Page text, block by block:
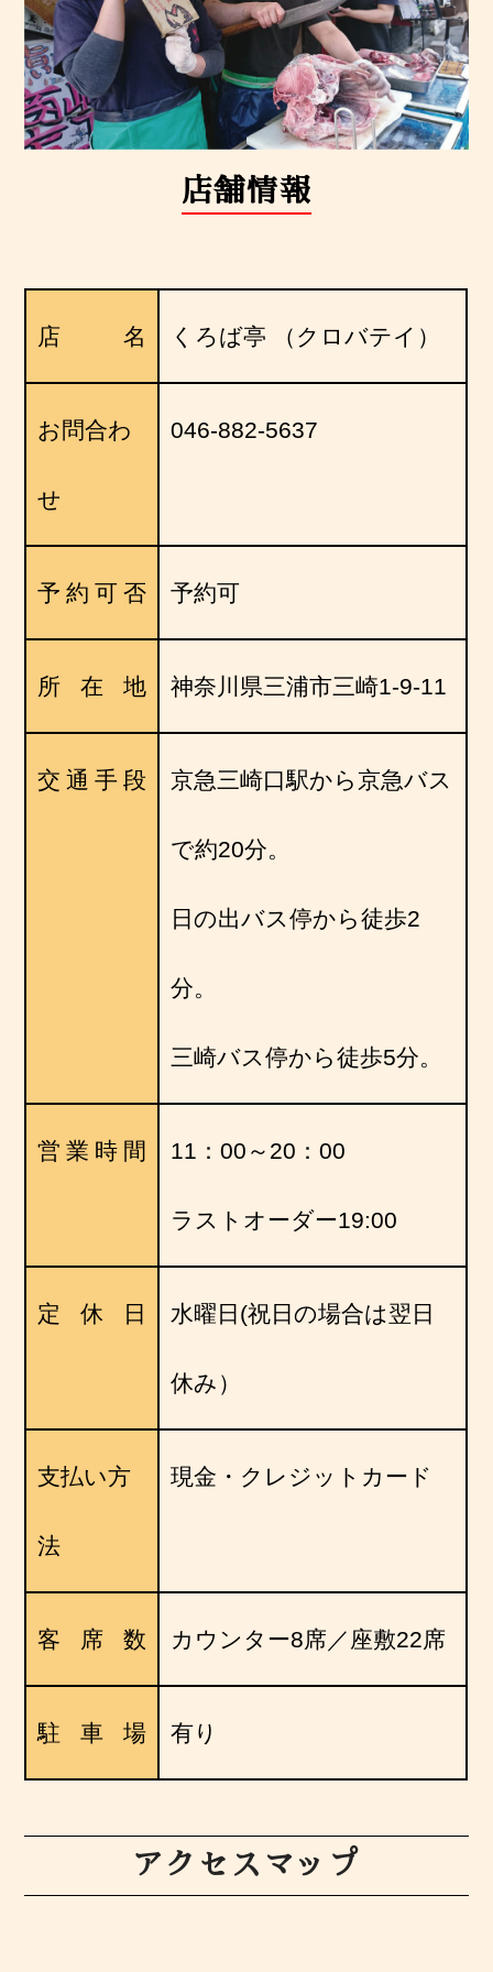
店舗情報
店名 くろば亭 （クロバテイ）
お問合わ
せ
046-882-5637
予約可否 予約可
所在地 神奈川県三浦市三崎1-9-11
交通手段 京急三崎口駅から京急バス
で約20分。
日の出バス停から徒歩2
分。
三崎バス停から徒歩5分。
営業時間 11：00～20：00
ラストオーダー19:00
定休日 水曜日(祝日の場合は翌日
休み）
支払い方
法
現金・クレジットカード
客席数 カウンター8席／座敷22席
駐車場 有り
アクセスマップ